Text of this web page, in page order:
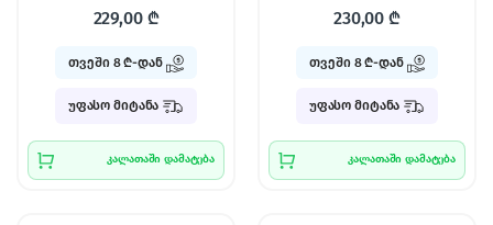
229,00 ₾
თვეში 8 ₾-დან
უფასო მიტანა
კალათაში დამატება
230,00₾
თვეში 8 ₾-დან
უფასო მიტანა
კალათაში დამატება